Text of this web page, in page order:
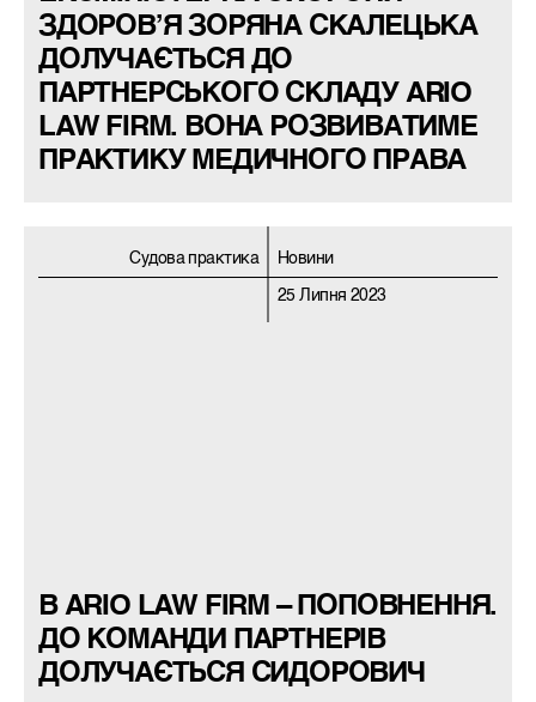
ЗДОРОВ’Я ЗОРЯНА СКАЛЕЦЬКА
ДОЛУЧАЄТЬСЯ ДО
ПАРТНЕРСЬКОГО СКЛАДУ ARIO
LAW FIRM. ВОНА РОЗВИВАТИМЕ
ПРАКТИКУ МЕДИЧНОГО ПРАВА
Судова практика Новини
25 Липня 2023
В ARIO LAW FIRM – ПОПОВНЕННЯ.
ДО КОМАНДИ ПАРТНЕРІВ
ДОЛУЧАЄТЬСЯ СИДОРОВИЧ